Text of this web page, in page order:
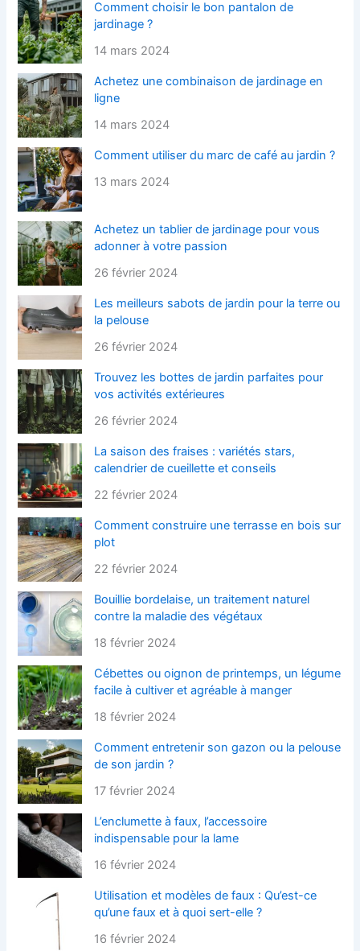
Comment choisir le bon pantalon de
jardinage ?
14 mars 2024
Achetez une combinaison de jardinage en
ligne
14 mars 2024
Comment utiliser du marc de café au jardin ?
13 mars 2024
Achetez un tablier de jardinage pour vous
adonner à votre passion
26 février 2024
Les meilleurs sabots de jardin pour la terre ou
la pelouse
26 février 2024
Trouvez les bottes de jardin parfaites pour
vos activités extérieures
26 février 2024
La saison des fraises : variétés stars,
calendrier de cueillette et conseils
22 février 2024
Comment construire une terrasse en bois sur
plot
22 février 2024
Bouillie bordelaise, un traitement naturel
contre la maladie des végétaux
18 février 2024
Cébettes ou oignon de printemps, un légume
facile à cultiver et agréable à manger
18 février 2024
Comment entretenir son gazon ou la pelouse
de son jardin ?
17 février 2024
L’enclumette à faux, l’accessoire
indispensable pour la lame
16 février 2024
Utilisation et modèles de faux : Qu’est-ce
qu’une faux et à quoi sert-elle ?
16 février 2024